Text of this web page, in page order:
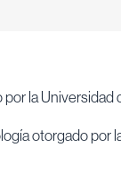
la
otorgado por